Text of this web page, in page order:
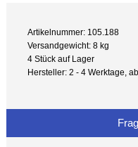
Artikelnummer: 105.188
Versandgewicht: 8 kg
4 Stück auf Lager
Hersteller: 2 - 4 Werktage,